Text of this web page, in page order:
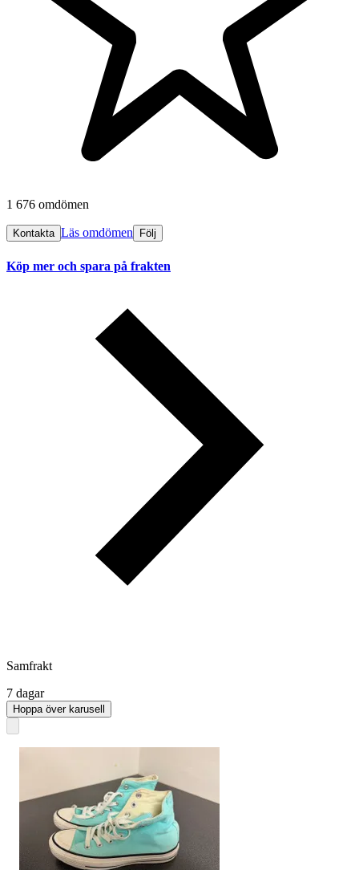
1 676 omdömen
Kontakta Läs omdömen Följ
Köp mer och spara på frakten
Samfrakt
7 dagar
Hoppa över karusell